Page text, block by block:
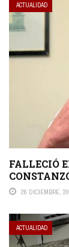
ACTUALIDAD
FALLECIÓ
26 DICIEMBRE,
ACTUALIDAD